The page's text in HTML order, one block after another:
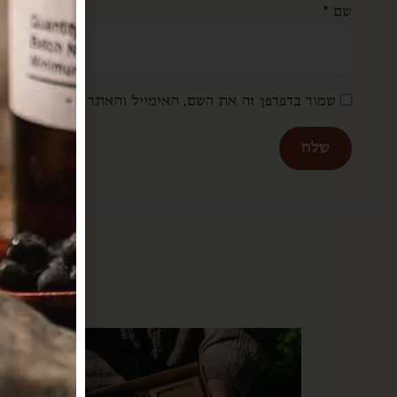
שם *
שמור בדפדפן זה את השם, האימייל והאתר שלי לפעם